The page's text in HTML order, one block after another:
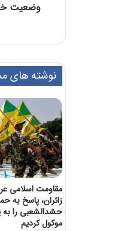
وضعیت
نوشته های
مقاومت اسلامی
زائران، پاسخ به
حشدالشعبی را به
موکول کردیم